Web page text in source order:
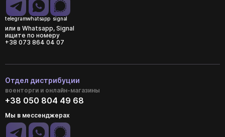
telegramwhatsapp signal
или в Whatsapp, Signal
ищите по номеру
+38 073 864 04 07
Отдел дистрибуции
военторги и онлайн-магазины
+38 050 804 49 68
Мы в мессенджерах